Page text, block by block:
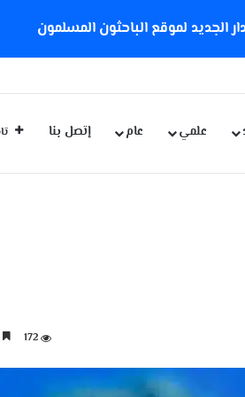
الجديد لموقع الباحثون المسلمون
علمي عام إتصل بنا
172 3 دقائق